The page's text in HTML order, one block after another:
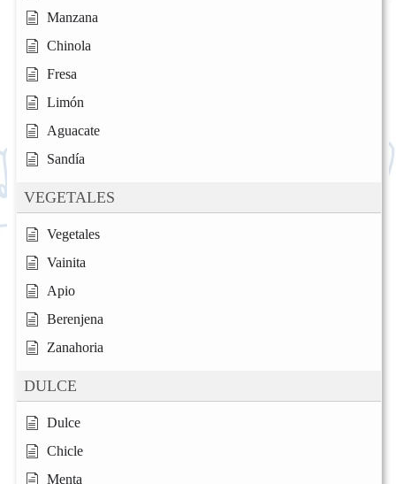
Manzana
Chinola
Fresa
Limón
Aguacate
Sandía
VEGETALES
Vegetales
Vainita
Apio
Berenjena
Zanahoria
DULCE
Dulce
Chicle
Menta